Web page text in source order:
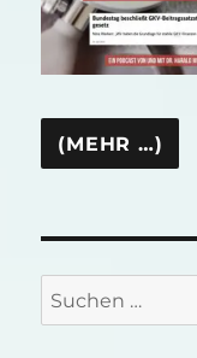
Suchen
nach: